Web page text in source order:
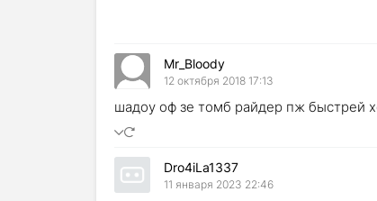
Mr_Bloody
12 октября 2018 17:13
шадоу оф зе томб райдер пж быстрей
Dro4iLa1337
11 января 2023 22:46